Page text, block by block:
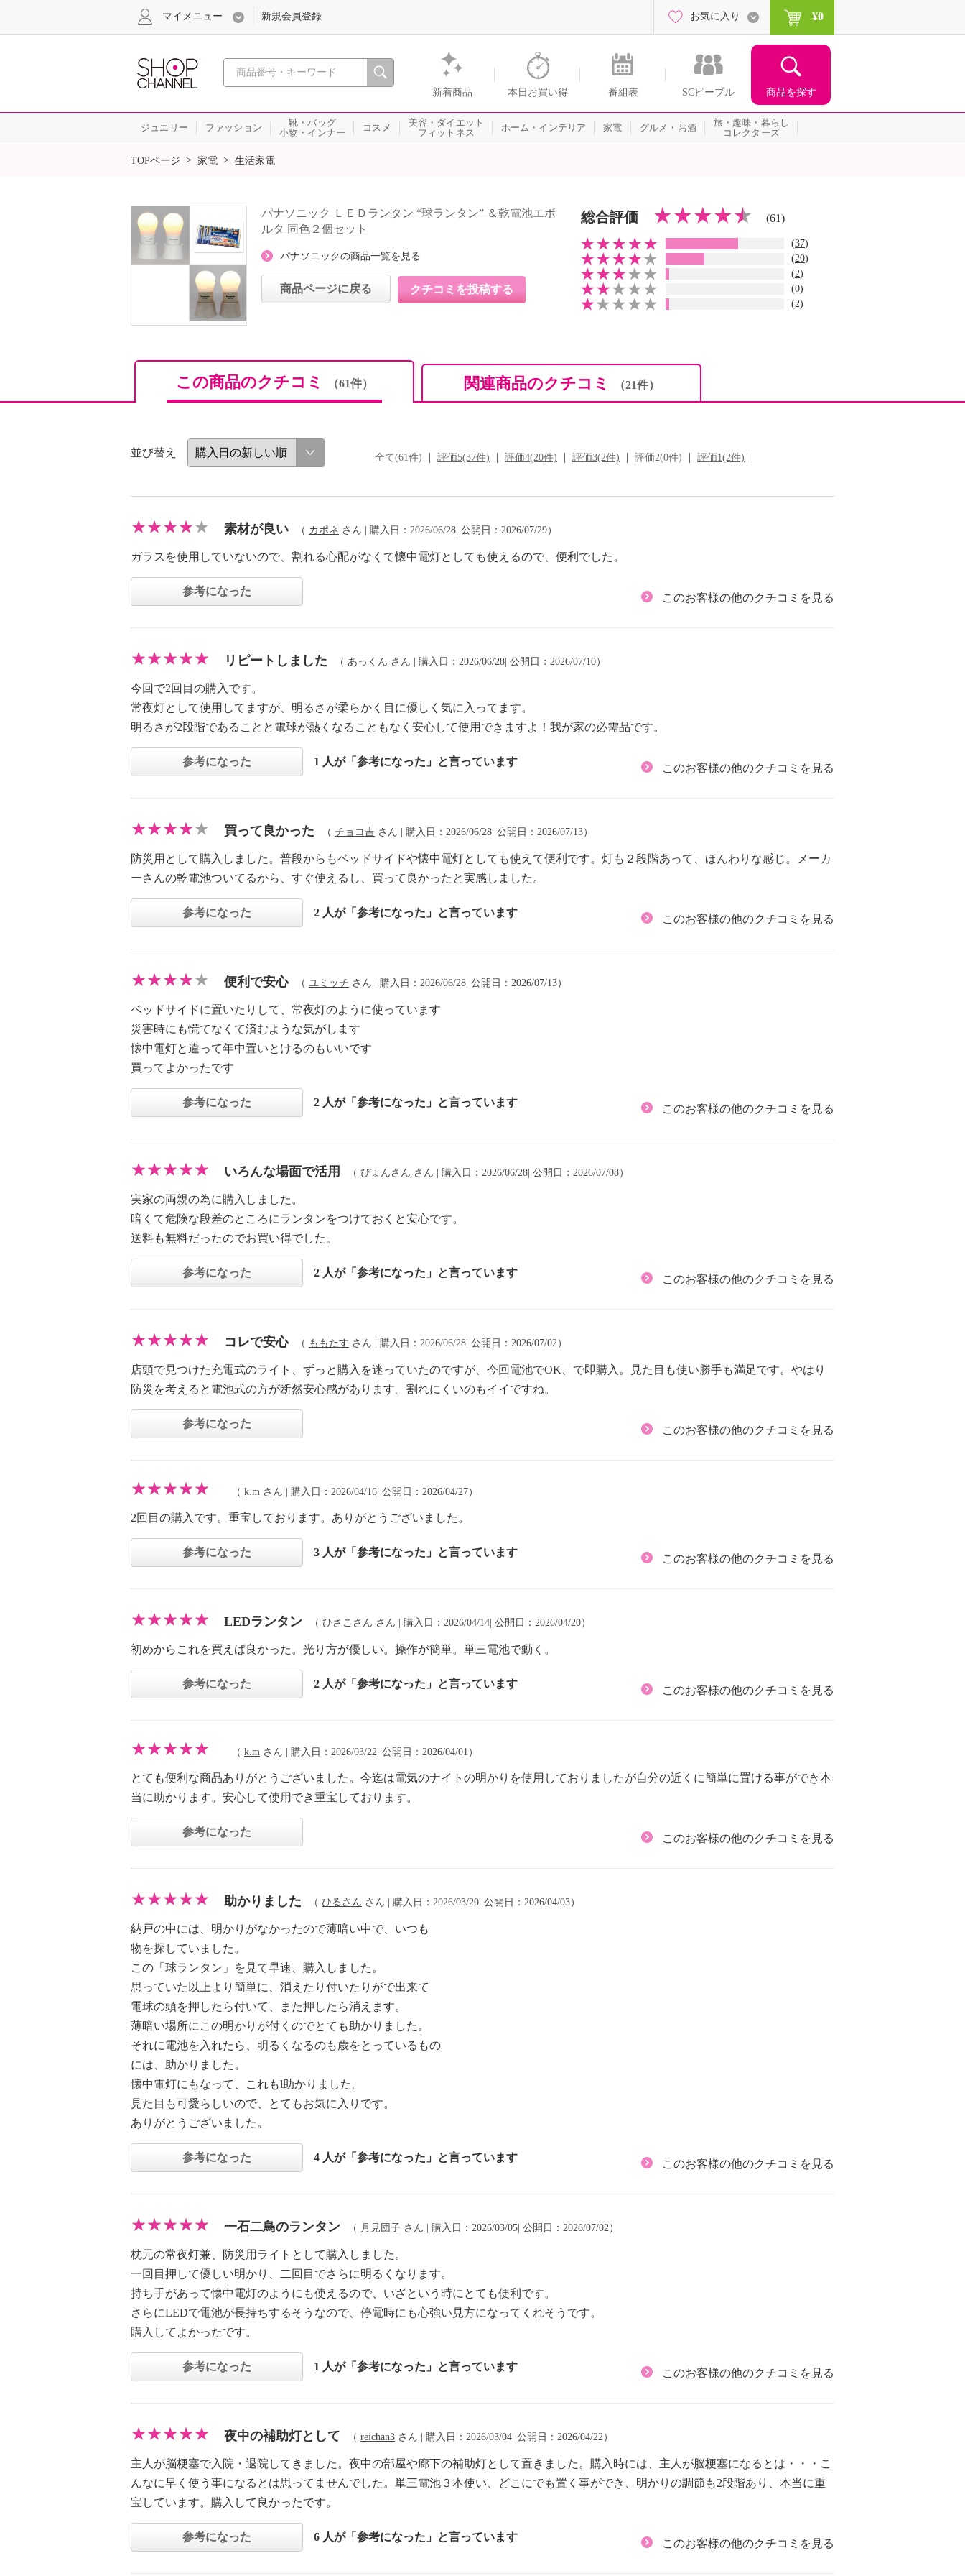
心おどる、瞬間を。通販・テレビショッピングのショップチャンネル
新着商品 本日お買い得 番組表 SCピープル 商品を探す
マイメニュー 新規会員登録 お気に入り ¥0
ジュエリー ファッション
靴・バッグ
小物・インナー
コスメ
美容・ダイエット
フィットネス
ホーム・インテリア 家電 グルメ・お酒
旅・趣味・暮らし
コレクターズ
SALE
TOPページ > 家電 > 生活家電
パナソニック ＬＥＤランタン “球ランタン” ＆乾電池エボ
ルタ 同色２個セット
パナソニックの商品一覧を見る
商品ページに戻る クチコミを投稿する
総合評価 (61)
(37)
(20)
(2)
(0)
(2)
この商品のクチコミ （61件） 関連商品のクチコミ （21件）
並び替え 全て(61件) 評価5(37件) 評価4(20件) 評価3(2件) 評価2(0件) 評価1(2件)
素材が良い （ カポネ さん | 購入日：2026/06/28| 公開日：2026/07/29）
ガラスを使用していないので、割れる心配がなくて懐中電灯としても使えるので、便利でした。
参考になった
このお客様の他のクチコミを見る
リピートしました （ あっくん さん | 購入日：2026/06/28| 公開日：2026/07/10）
今回で2回目の購入です。
常夜灯として使用してますが、明るさが柔らかく目に優しく気に入ってます。
明るさが2段階であることと電球が熱くなることもなく安心して使用できますよ！我が家の必需品です。
参考になった 1 人が「参考になった」と言っています
このお客様の他のクチコミを見る
買って良かった （ チョコ吉 さん | 購入日：2026/06/28| 公開日：2026/07/13）
防災用として購入しました。普段からもベッドサイドや懐中電灯としても使えて便利です。灯も２段階あって、ほんわりな感じ。メーカ
ーさんの乾電池ついてるから、すぐ使えるし、買って良かったと実感しました。
参考になった 2 人が「参考になった」と言っています
このお客様の他のクチコミを見る
便利で安心 （ ユミッチ さん | 購入日：2026/06/28| 公開日：2026/07/13）
ベッドサイドに置いたりして、常夜灯のように使っています
災害時にも慌てなくて済むような気がします
懐中電灯と違って年中置いとけるのもいいです
買ってよかったです
参考になった 2 人が「参考になった」と言っています
このお客様の他のクチコミを見る
いろんな場面で活用 （ ぴょんさん さん | 購入日：2026/06/28| 公開日：2026/07/08）
実家の両親の為に購入しました。
暗くて危険な段差のところにランタンをつけておくと安心です。
送料も無料だったのでお買い得でした。
参考になった 2 人が「参考になった」と言っています
このお客様の他のクチコミを見る
コレで安心 （ ももたす さん | 購入日：2026/06/28| 公開日：2026/07/02）
店頭で見つけた充電式のライト、ずっと購入を迷っていたのですが、今回電池でOK、で即購入。見た目も使い勝手も満足です。やはり
防災を考えると電池式の方が断然安心感があります。割れにくいのもイイですね。
参考になった
このお客様の他のクチコミを見る
（ k.m さん | 購入日：2026/04/16| 公開日：2026/04/27）
2回目の購入です。重宝しております。ありがとうございました。
参考になった 3 人が「参考になった」と言っています
このお客様の他のクチコミを見る
LEDランタン （ ひさこさん さん | 購入日：2026/04/14| 公開日：2026/04/20）
初めからこれを買えば良かった。光り方が優しい。操作が簡単。単三電池で動く。
参考になった 2 人が「参考になった」と言っています
このお客様の他のクチコミを見る
（ k.m さん | 購入日：2026/03/22| 公開日：2026/04/01）
とても便利な商品ありがとうございました。今迄は電気のナイトの明かりを使用しておりましたが自分の近くに簡単に置ける事ができ本
当に助かります。安心して使用でき重宝しております。
参考になった
このお客様の他のクチコミを見る
助かりました （ ひるさん さん | 購入日：2026/03/20| 公開日：2026/04/03）
納戸の中には、明かりがなかったので薄暗い中で、いつも
物を探していました。
この「球ランタン」を見て早速、購入しました。
思っていた以上より簡単に、消えたり付いたりがで出来て
電球の頭を押したら付いて、また押したら消えます。
薄暗い場所にこの明かりが付くのでとても助かりました。
それに電池を入れたら、明るくなるのも歳をとっているもの
には、助かりました。
懐中電灯にもなって、これもl助かりました。
見た目も可愛らしいので、とてもお気に入りです。
ありがとうございました。
参考になった 4 人が「参考になった」と言っています
このお客様の他のクチコミを見る
一石二鳥のランタン （ 月見団子 さん | 購入日：2026/03/05| 公開日：2026/07/02）
枕元の常夜灯兼、防災用ライトとして購入しました。
一回目押して優しい明かり、二回目でさらに明るくなります。
持ち手があって懐中電灯のようにも使えるので、いざという時にとても便利です。
さらにLEDで電池が長持ちするそうなので、停電時にも心強い見方になってくれそうです。
購入してよかったです。
参考になった 1 人が「参考になった」と言っています
このお客様の他のクチコミを見る
夜中の補助灯として （ reichan3 さん | 購入日：2026/03/04| 公開日：2026/04/22）
主人が脳梗塞で入院・退院してきました。夜中の部屋や廊下の補助灯として置きました。購入時には、主人が脳梗塞になるとは・・・こ
んなに早く使う事になるとは思ってませんでした。単三電池３本使い、どこにでも置く事ができ、明かりの調節も2段階あり、本当に重
宝しています。購入して良かったです。
参考になった 6 人が「参考になった」と言っています
このお客様の他のクチコミを見る